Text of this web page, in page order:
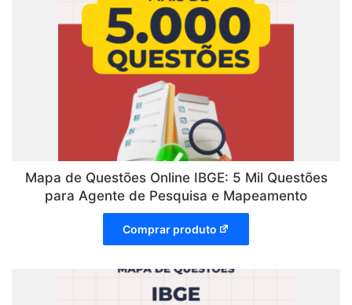
Mapa de Questões Online IBGE: 5 Mil Questões
para Agente de Pesquisa e Mapeamento
Comprar produto